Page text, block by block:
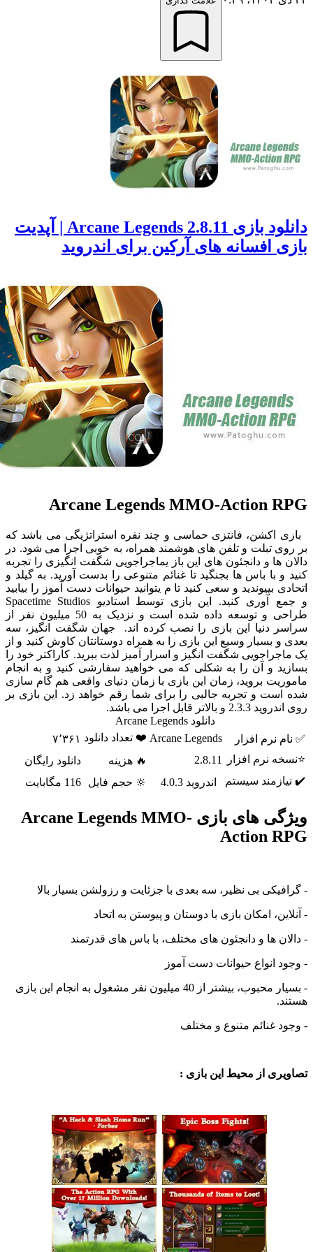
دانلود بازی Arcane Legends 2.8.11 | آپدیت
افسانه های آرکین برای اندروید
Arcane Legends MMO-Action
فانتزی حماسی و چند نفره استراتژیگی می باشد که
تبلت و تلفن های هوشمند همراه، به خوبی اجرا می شود. در
ها و دانجئون های این باز یماجراجویی شگفت انگیزی را تجربه
با باس ها بجنگید تا غنائم متنوعی را بدست آورید. به گیلد و
بپیوندید و سعی کنید تا م یتوانید حیوانات دست آموز را بیابید
و جمع آوری کنید. این بازی توسط استادیو Spacetime Studios
طراحی و توسعه داده شده است و نزدیک به 50 میلیون نفر از
دنیا این بازی را نصب کرده اند. جهان شگفت انگیز، سه
بسیار وسیع این بازی را به همراه دوستانتان کاوش کنید و از
شگفت انگیز و اسرار آمیز لذت ببرید. کاراکتر خود را
و آن را به شکلی که می خواهید سفارشی کنید و به انجام
بروید، زمان این بازی با زمان دنیای واقعی هم گام سازی
و تجربه جالبی را برای شما رقم خواهد زد. این بازی بر
قابل اجرا می باشد.
نرم افزار
Arcane Legends ❤️ تعداد دانلود ۷٬۳۶۱
نرم افزار
2.8.11 🔥 هزینه
دانلود رایگان
سیستم
اندروید 4.0.3 🔆 حجم فایل 116 مگابایت
ویژگی های بازی Arcane Legends MMO-
Action
بی نظیر، سه بعدی با جزئایت و رزولشن بسیار بالا
امکان بازی با دوستان و پیوستن به اتحاد
ها و دانجئون های مختلف، با باس های قدرتمند
انواع حیوانات دست آموز
- بسیار محبوب، بیشتر از 40 میلیون نفر مشغول به انجام این بازی
غنائم متنوع و مختلف
از محیط این بازی :